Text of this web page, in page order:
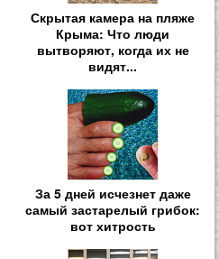
Скрытая камера на пляже
Крыма: Что люди
вытворяют, когда их не
видят...
За 5 дней исчезнет даже
самый застарелый грибок:
вот хитрость